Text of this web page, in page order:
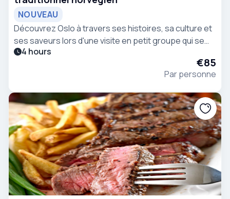
NOUVEAU
Découvrez Oslo à travers ses histoires, sa culture et
ses saveurs lors d'une visite en petit groupe qui se
termine par un dîner traditionnel norvégien dans un
4 hours
€85
Par personne